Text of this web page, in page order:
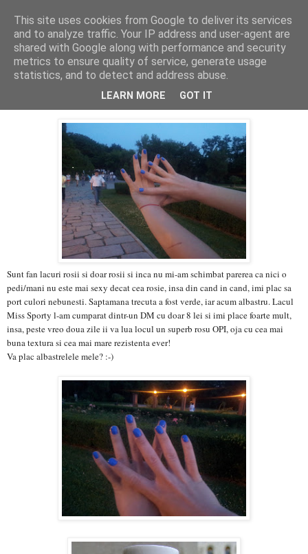
PentruDive.ro
marți, 26 iunie 2012
Albastrelele de pe unghiile mele
Sunt fan lacuri rosii si doar rosii si inca nu mi-am schimbat parerea ca nici o
pedi/mani nu este mai sexy decat cea rosie, insa din cand in cand, imi plac sa
port culori nebunesti. Saptamana trecuta a fost verde, iar acum albastru. Lacul
Miss Sporty l-am cumparat dintr-un DM cu doar 8 lei si imi place foarte mult,
insa, peste vreo doua zile ii va lua locul un superb rosu OPI, oja cu cea mai
buna textura si cea mai mare rezistenta ever!
Va plac albastrelele mele? :-)
This site uses cookies from Google to deliver its services
and to analyze traffic. Your IP address and user-agent are
shared with Google along with performance and security
metrics to ensure quality of service, generate usage
statistics, and to detect and address abuse.
LEARN MORE GOT IT